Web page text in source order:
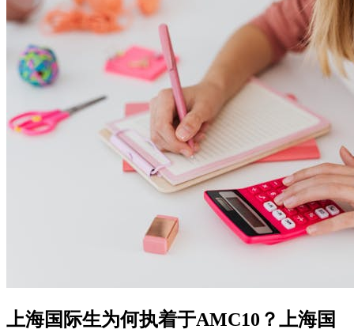
上海国际生为何执着于AMC10？上海国